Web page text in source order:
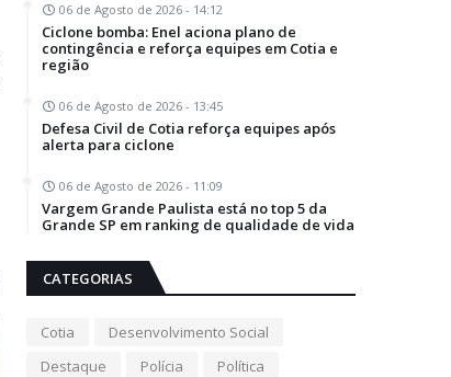
06 de Agosto de 2026 - 14:12
Ciclone bomba: Enel aciona plano de
contingência e reforça equipes em Cotia e
região
06 de Agosto de 2026 - 13:45
Defesa Civil de Cotia reforça equipes após
alerta para ciclone
06 de Agosto de 2026 - 11:09
Vargem Grande Paulista está no top 5 da
Grande SP em ranking de qualidade de vida
CATEGORIAS
Cotia
Desenvolvimento Social
Destaque
Polícia
Política